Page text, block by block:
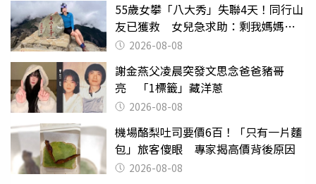
55歲女攀「八大秀」失聯4天！同行山
友已獲救 女兒急求助：剩我媽媽還
沒找到
2026-08-08
謝金燕父凌晨突發文思念爸爸豬哥
亮 「1標籤」藏洋蔥
2026-08-08
機場酪梨吐司要價6百！「只有一片麵
包」旅客傻眼 專家揭高價背後原因
2026-08-08